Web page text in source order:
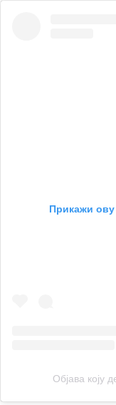
Прикажи ову
Објава коју